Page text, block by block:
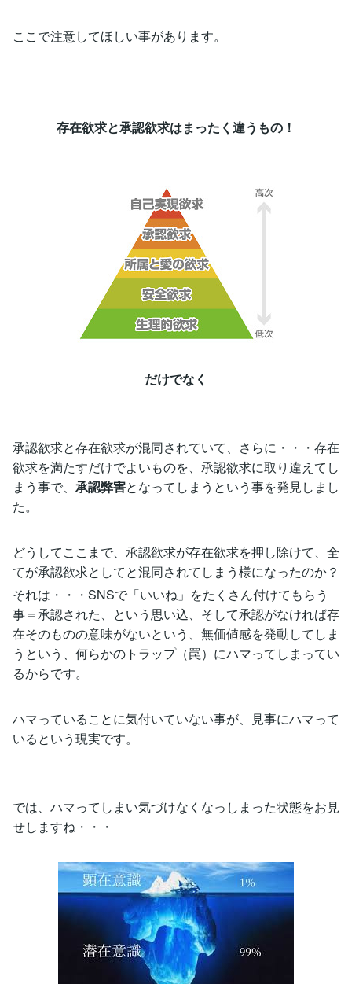
ここで注意してほしい事があります。
存在欲求と承認欲求はまったく違うもの！
だけでなく
承認欲求と存在欲求が混同されていて、さらに・・・存在
欲求を満たすだけでよいものを、承認欲求に取り違えてし
まう事で、 承認弊害となってしまうという事を発見しまし
た。
どうしてここまで、承認欲求が存在欲求を押し除けて、全
てが承認欲求としてと混同されてしまう様になったのか？
それは・・・SNSで「いいね」をたくさん付けてもらう
事＝承認された、という思い込、そして承認がなければ存
在そのものの意味がないという、無価値感を発動してしま
うという、何らかのトラップ（罠）にハマってしまってい
るからです。
ハマっていることに気付いていない事が、見事にハマって
いるという現実です。
では、ハマってしまい気づけなくなっしまった状態をお見
せしますね・・・